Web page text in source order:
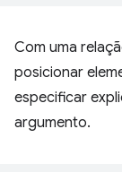
Com uma
posicionar
especificar
argumento.